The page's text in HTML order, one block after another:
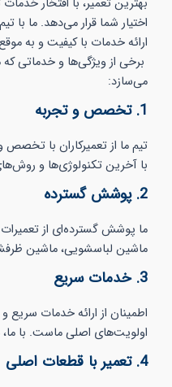
بهترین تعمیر، با افتخار
اختیار شما قرار می‌دهد. ما با
ارائه خدمات با کیفیت و به
برخی از ویژگی‌ها و خدماتی که
می‌سازد:
1. تخصص و تجربه
تیم ما از تعمیرکاران با
با آخرین تکنولوژی‌ها و
2. پوشش گسترده
ما پوشش گسترده‌ای از
ماشین لباسشویی، ماشین
3. خدمات سریع
اطمینان از ارائه خدمات سریع
اولویت‌های اصلی ماست. با
4. تعمیر با قطعات اصلی